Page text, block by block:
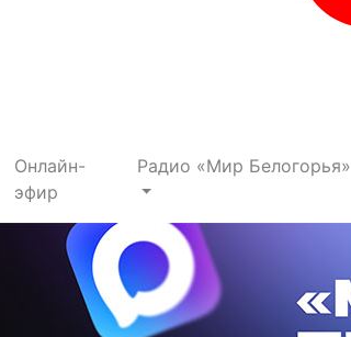
Онлайн-
эфир
Радио «Мир Белогорья»